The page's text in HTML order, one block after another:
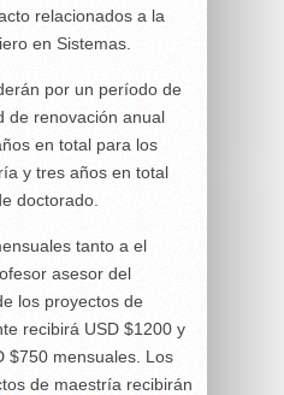
relacionados a la
en Sistemas.
por un período de
de renovación anual
en total para los
y tres años en total
doctorado.
tanto a el
asesor del
los proyectos de
recibirá USD $1200 y
$750 mensuales. Los
de maestría recibirán